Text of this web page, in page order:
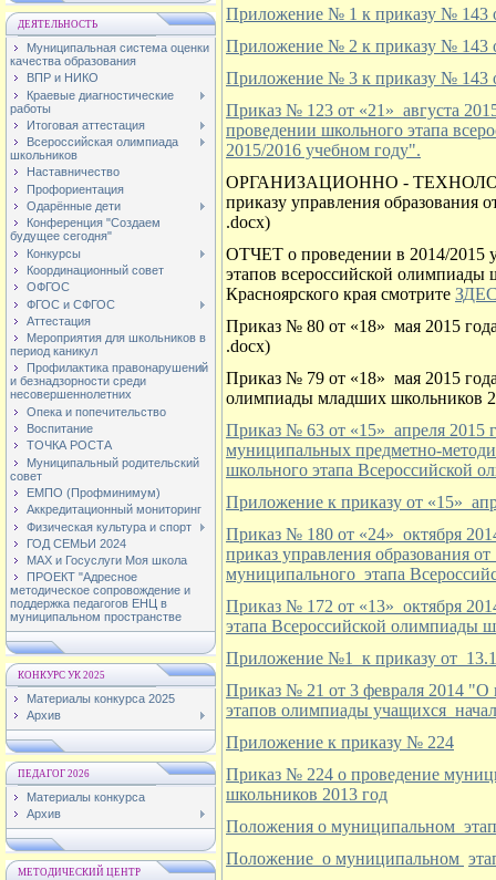
ДЕЯТЕЛЬНОСТЬ
Муниципальная система оценки
качества образования
ВПР и НИКО
Краевые диагностические
работы
Итоговая аттестация
Всероссийская олимпиада
школьников
Наставничество
Профориентация
Одарённые дети
Конференция "Создаем
будущее сегодня"
Конкурсы
Координационный совет
ОФГОС
ФГОС и СФГОС
Аттестация
Мероприятия для школьников в
период каникул
Профилактика правонарушений
и безнадзорности среди
несовершеннолетних
Опека и попечительство
Воспитание
ТОЧКА РОСТА
Муниципальный родительский
совет
ЕМПО (Профминимум)
Аккредитационный мониторинг
Физическая культура и спорт
ГОД СЕМЬИ 2024
МАХ и Госуслуги Моя школа
ПРОЕКТ "Адресное
методическое сопровождение и
поддержка педагогов ЕНЦ в
муниципальном пространстве
КОНКУРС УК 2025
Материалы конкурса 2025
Архив
ПЕДАГОГ 2026
Материалы конкурса
Архив
МЕТОДИЧЕСКИЙ ЦЕНТР
Приложение № 1 к приказу № 143
Приложение № 2 к приказу № 143
Приложение № 3 к приказу № 143
Приказ № 123 от «21» августа
проведении школьного этапа
2015/2016 учебном году".
ОРГАНИЗАЦИОННО -
приказу управления образования
.docx)
ОТЧЕТ о проведении в 2014/2015
этапов всероссийской
Красноярского края смотрите
Приказ № 80 от «18» мая 2015
.docx)
Приказ № 79 от «18» мая 2015
олимпиады младших школьников
Приказ № 63 от «15» апреля 2015
муниципальных предметно-
школьного этапа Всероссийской
Приложение к приказу от «15»
Приказ № 180 от «24» октября
приказ управления образования
муниципального этапа
Приказ № 172 от «13» октября
этапа Всероссийской олимпиады
Приложение №1 к приказу от
Приказ № 21 от 3 февраля 2014 "О
этапов олимпиады учащихся
Приложение к приказу № 224
Приказ № 224 о проведение
школьников 2013 год
Положения о муниципальном
Положение о муниципальном